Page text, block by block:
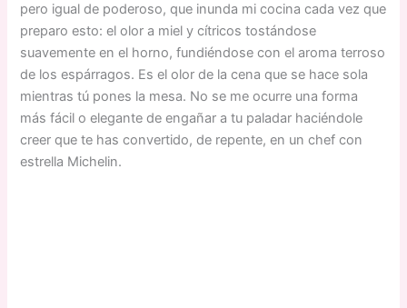
pero igual de poderoso, que inunda mi cocina cada vez que
preparo esto: el olor a miel y cítricos tostándose
suavemente en el horno, fundiéndose con el aroma terroso
de los espárragos. Es el olor de la cena que se hace sola
mientras tú pones la mesa. No se me ocurre una forma
más fácil o elegante de engañar a tu paladar haciéndole
creer que te has convertido, de repente, en un chef con
estrella Michelin.